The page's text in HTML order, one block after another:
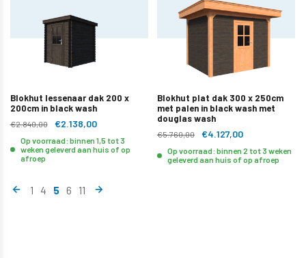
Blokhut lessenaar dak 200 x
200cm in black wash
€2.840,00 €2.138,00
Op voorraad: binnen 1,5 tot 3
weken geleverd aan huis of op
afroep
Blokhut plat dak 300 x 250cm
met palen in black wash met
douglas wash
€5.760,00 €4.127,00
Op voorraad: binnen 2 tot 3 weken
geleverd aan huis of op afroep
1 4 5 6 11